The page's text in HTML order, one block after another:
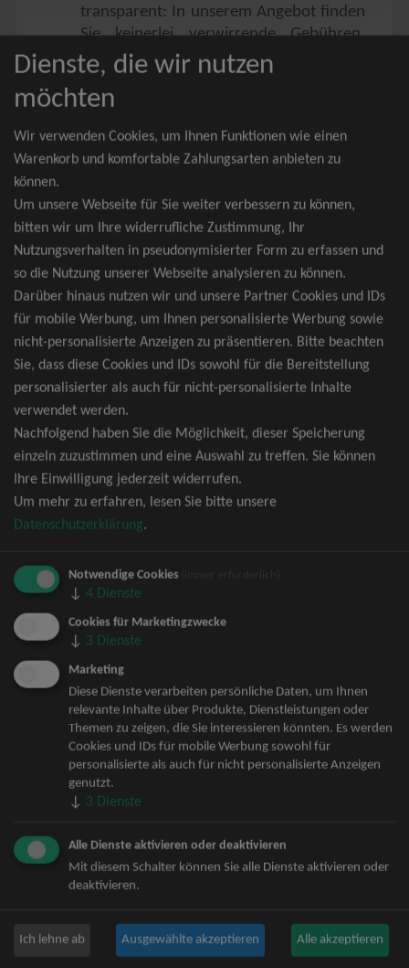
transparent: In unserem Angebot finden
Sie keinerlei verwirrende Gebühren,
Zusatzangebote oder ähnliches.
Sie erhalten ausschließlich
zusammenhängende Sitzplätze, welche
nach der Bestplatzbuchung vergeben
werden.
wider Erwarten doch nicht verfügbar
sein, erhalten Sie von uns Tickets für die
nächst bessere Kategorie. Und das
kostenfrei und völlig automatisch.
TOP-Events
André Rieu Tickets
David Garrett Tickets
Andrea Berg Tickets
Backstreet Boys Tickets
Unheilig Tickets
Santiano Tickets
Bryan Adams Tickets
Andreas Gabalier Tickets
Die Fantastischen Vier Tickets
Herbert Grönemeyer Tickets
Deep Purple Tickets
Howard Carpendale Tickets
Jan Delay & Disko No.1 Tickets
Pur Tickets
Bob Dylan Tickets
Mark Forster Tickets
The Prodigy Tickets
Niedeckens BAP Tickets
Judas Priest Tickets
Trailerpark & Friends Tickets
Dienste, die wir nutzen
möchten
Wir verwenden Cookies, um Ihnen Funktionen wie einen
Warenkorb und komfortable Zahlungsarten anbieten zu
können.
Um unsere Webseite für Sie weiter verbessern zu können,
bitten wir um Ihre widerrufliche Zustimmung, Ihr
Nutzungsverhalten in pseudonymisierter Form zu erfassen und
so die Nutzung unserer Webseite analysieren zu können.
Darüber hinaus nutzen wir und unsere Partner Cookies und IDs
für mobile Werbung, um Ihnen personalisierte Werbung sowie
nicht-personalisierte Anzeigen zu präsentieren. Bitte beachten
Sie, dass diese Cookies und IDs sowohl für die Bereitstellung
personalisierter als auch für nicht-personalisierte Inhalte
verwendet werden.
Nachfolgend haben Sie die Möglichkeit, dieser Speicherung
einzeln zuzustimmen und eine Auswahl zu treffen. Sie können
Ihre Einwilligung jederzeit widerrufen.
Um mehr zu erfahren, lesen Sie bitte unsere
Datenschutzerklärung.
Notwendige Cookies
↓ 4 Dienste
Cookies für Marketingzwecke
↓ 3 Dienste
Marketing
Diese Dienste verarbeiten persönliche Daten, um Ihnen
relevante Inhalte über Produkte, Dienstleistungen oder
Themen zu zeigen, die Sie interessieren könnten. Es werden
Cookies und IDs für mobile Werbung sowohl für
personalisierte als auch für nicht personalisierte Anzeigen
genutzt.
↓ 3 Dienste
Alle Dienste aktivieren oder deaktivieren
Mit diesem Schalter können Sie alle Dienste aktivieren oder
deaktivieren.
Ich lehne ab Ausgewählte akzeptieren Alle akzeptieren